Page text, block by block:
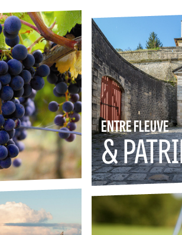
ENTRE FLEUVE
&